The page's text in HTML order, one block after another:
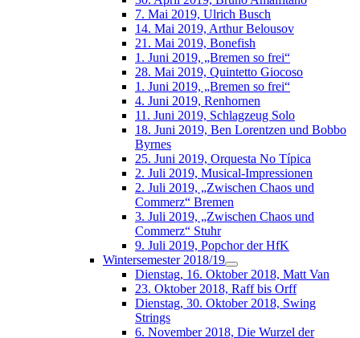
7. Mai 2019, Ulrich Busch
14. Mai 2019, Arthur Belousov
21. Mai 2019, Bonefish
1. Juni 2019, „Bremen so frei“
28. Mai 2019, Quintetto Giocoso
1. Juni 2019, „Bremen so frei“
4. Juni 2019, Renhornen
11. Juni 2019, Schlagzeug Solo
18. Juni 2019, Ben Lorentzen und Bobbo
Byrnes
25. Juni 2019, Orquesta No Típica
2. Juli 2019, Musical-Impressionen
2. Juli 2019, „Zwischen Chaos und
Commerz“ Bremen
3. Juli 2019, „Zwischen Chaos und
Commerz“ Stuhr
9. Juli 2019, Popchor der HfK
Wintersemester 2018/19
Dienstag, 16. Oktober 2018, Matt Van
23. Oktober 2018, Raff bis Orff
Dienstag, 30. Oktober 2018, Swing
Strings
6. November 2018, Die Wurzel der